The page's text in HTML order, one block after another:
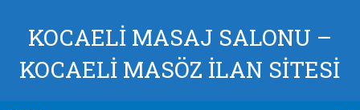
KOCAELI MASAJ SALONU –
KOCAELI MASÖZ İLAN SİTESİ